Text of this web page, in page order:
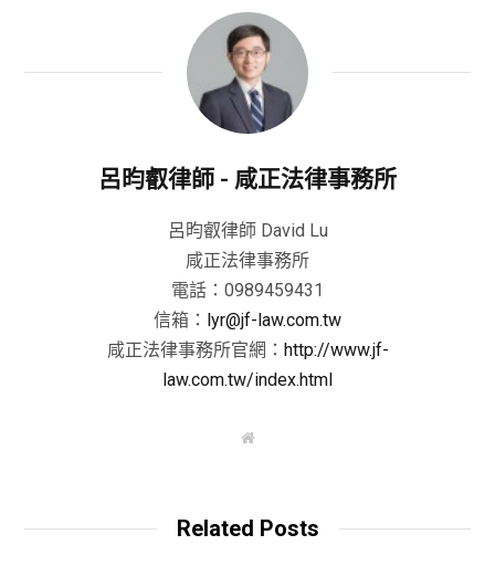
呂昀叡律師 - 咸正法律事務所
呂昀叡律師 David Lu
咸正法律事務所
電話：0989459431
信箱： lyr@jf-law.com.tw
咸正法律事務所官網： http://www.jf-
law.com.tw/index.html
W
Related Posts